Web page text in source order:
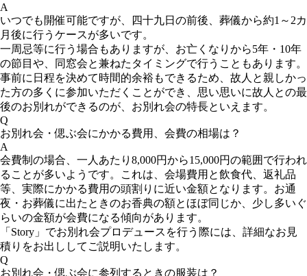
A
いつでも開催可能ですが、四十九日の前後、葬儀から約1～2カ
月後に行うケースが多いです。
一周忌等に行う場合もありますが、お亡くなりから5年・10年
の節目や、同窓会と兼ねたタイミングで行うこともあります。
事前に日程を決めて時間的余裕もできるため、故人と親しかっ
た方の多くに参加いただくことができ、思い思いに故人との最
後のお別れができるのが、お別れ会の特長といえます。
Q
お別れ会・偲ぶ会にかかる費用、会費の相場は？
A
会費制の場合、一人あたり8,000円から15,000円の範囲で行われ
ることが多いようです。これは、会場費用と飲食代、返礼品
等、実際にかかる費用の頭割りに近い金額となります。お通
夜・お葬儀に出たときのお香典の額とほぼ同じか、少し多いぐ
らいの金額が会費になる傾向があります。
「Story」でお別れ会プロデュースを行う際には、詳細なお見
積りをお出ししてご説明いたします。
Q
お別れ会・偲ぶ会に参列するときの服装は？